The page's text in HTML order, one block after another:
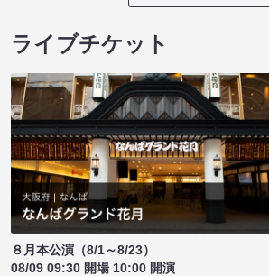
ライブチケット
８月本公演（8/1～8/23）
08/09 09:30 開場 10:00 開演